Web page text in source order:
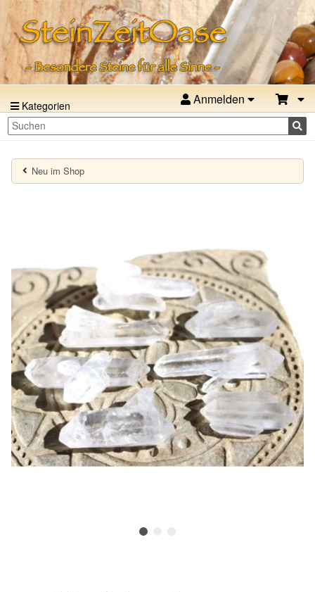
Kategorien Anmelden
Neu im Shop